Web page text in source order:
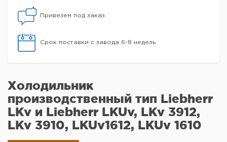
Привезем под заказ
Срок поставки с завода 6-8 недель
Холодильник
производственный тип Liebherr
LKv и Liebherr LKUv, LKv 3912,
LKv 3910, LKUv1612, LKUv 1610